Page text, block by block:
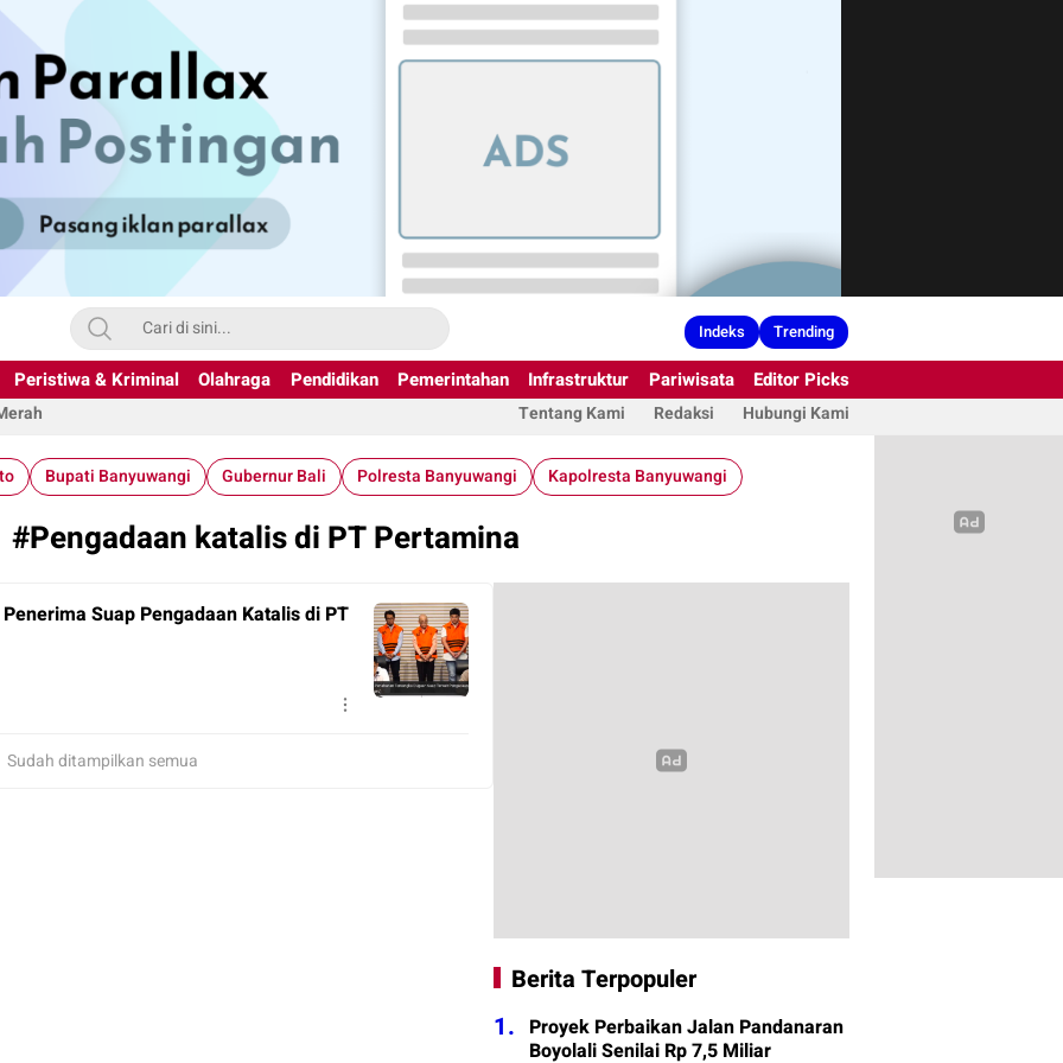
Indeks Trending
Peristiwa & Kriminal Olahraga Pendidikan Pemerintahan Infrastruktur Pariwisata Editor Picks
Tentang Kami Redaksi Hubungi Kami
Bupati Banyuwangi Gubernur Bali Polresta Banyuwangi Kapolresta Banyuwangi
#Pengadaan katalis di PT Pertamina
Suap Pengadaan Katalis di PT
Sudah ditampilkan semua
Berita Terpopuler
1. Proyek Perbaikan Jalan Pandanaran
Boyolali Senilai Rp 7,5 Miliar